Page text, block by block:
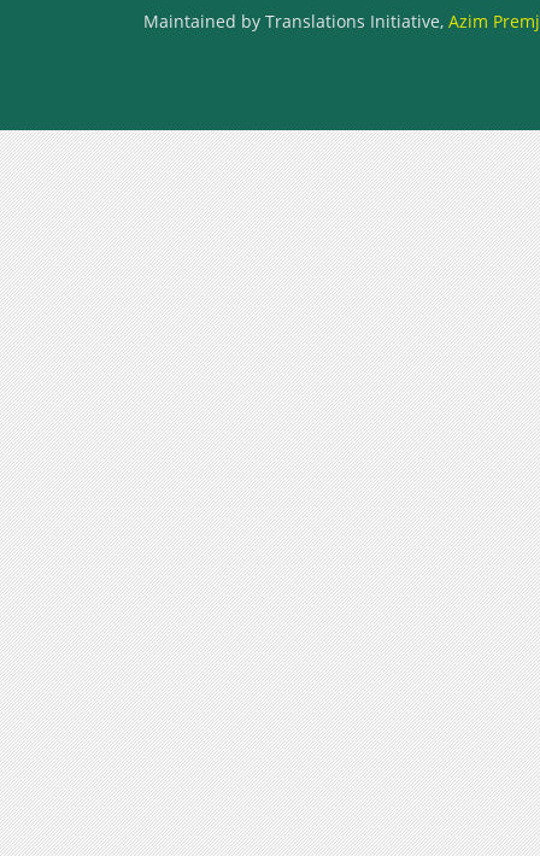
Maintained by Translations Initiative, Azim